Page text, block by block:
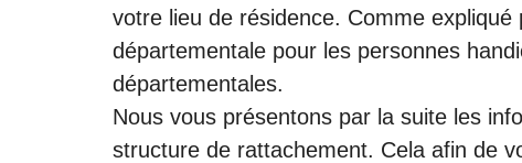
votre lieu de résidence. Comme
départementale pour les personnes
départementales.
Nous vous présentons par la suite les
structure de rattachement. Cela afin de